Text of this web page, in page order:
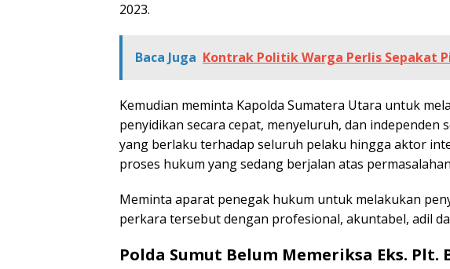
2023.
Baca Juga Kontrak Politik Warga Perlis Sepakat
Kemudian meminta Kapolda Sumatera Utara untuk
penyidikan secara cepat, menyeluruh, dan independen
yang berlaku terhadap seluruh pelaku hingga aktor
proses hukum yang sedang berjalan atas
Meminta aparat penegak hukum untuk melakukan
perkara tersebut dengan profesional, akuntabel, adil
Polda Sumut Belum Memeriksa Eks.